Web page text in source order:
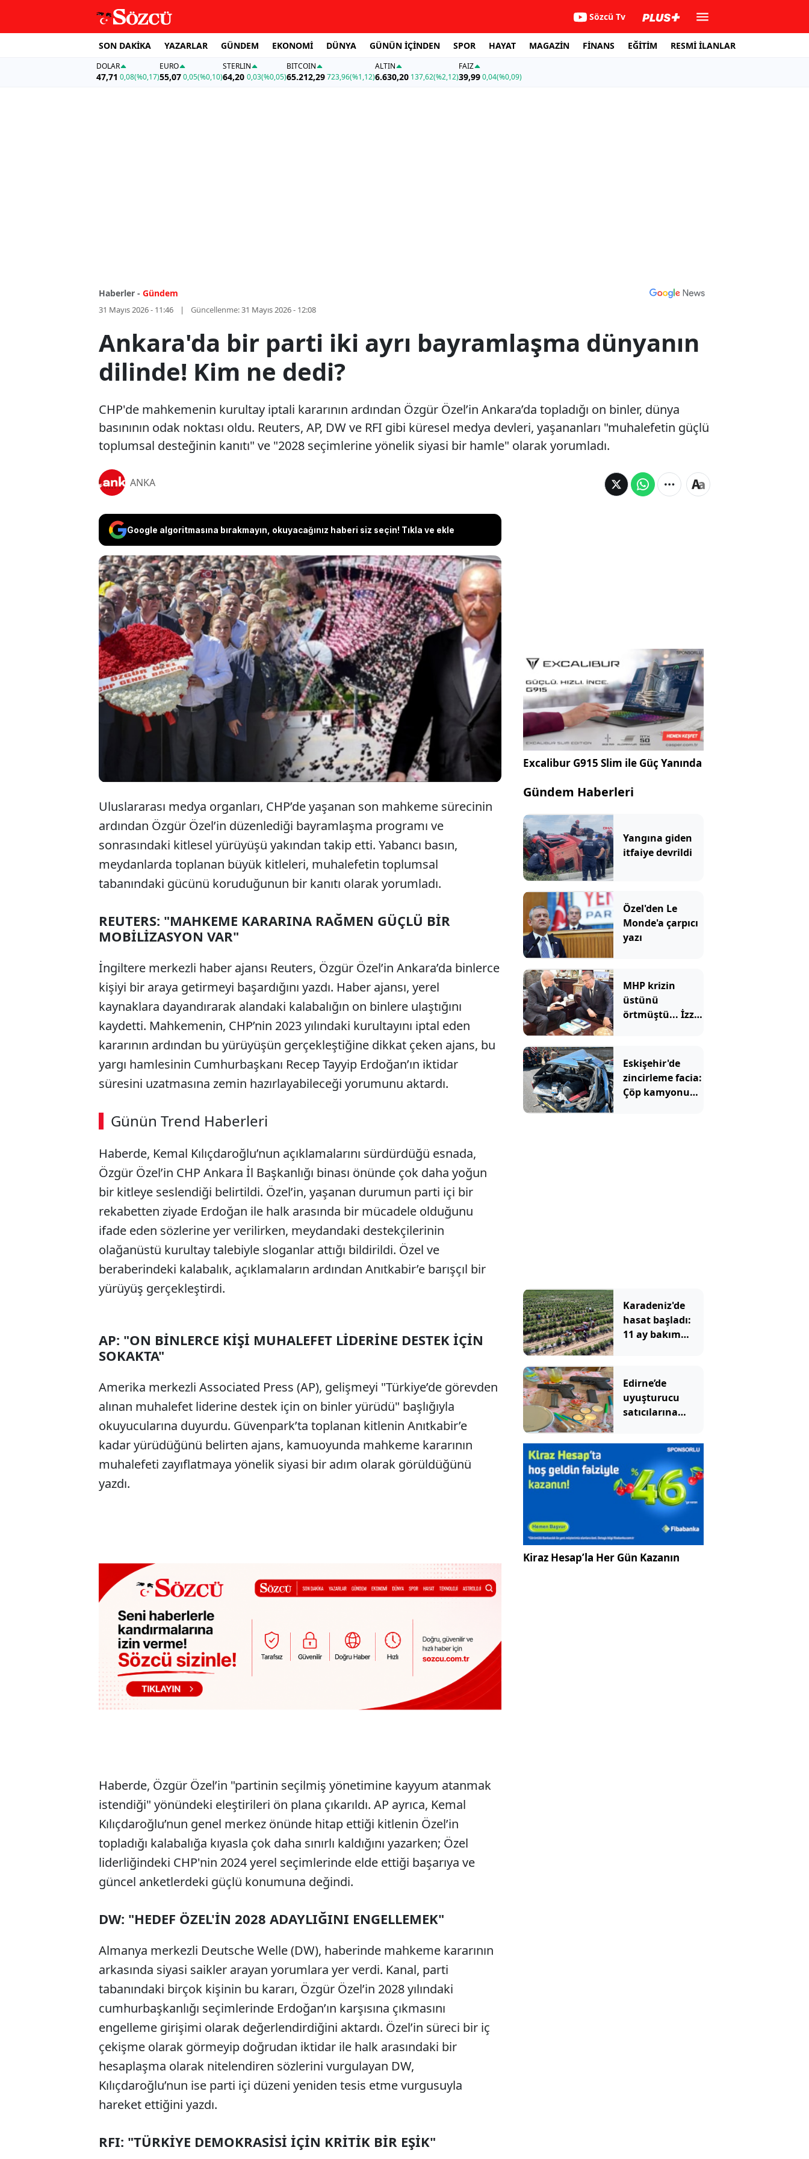
Sözcü Tv
SON DAKİKA YAZARLAR GÜNDEM EKONOMİ DÜNYA GÜNÜN İÇİNDEN SPOR HAYAT MAGAZİN FİNANS EĞİTİM RESMİ İLANLAR
DOLAR
47,71 0,08(%0,17)
EURO
55,07 0,05(%0,10)
STERLIN
64,20 0,03(%0,05)
BITCOIN
65.212,29723,96(%1,12)
ALTIN
6.630,20 137,62(%2,12)
FAİZ
39,990,04(%0,09)
Haberler - Gündem
31 Mayıs 2026 - 11:46 Güncellenme:31 Mayıs 2026 - 12:08
Ankara'da bir parti iki ayrı bayramlaşma dünyanın
dilinde! Kim ne dedi?
CHP'de mahkemenin kurultay iptali kararının ardından Özgür Özel’in Ankara’da topladığı on binler, dünya
basınının odak noktası oldu. Reuters, AP, DW ve RFI gibi küresel medya devleri, yaşananları "muhalefetin güçlü
toplumsal desteğinin kanıtı" ve "2028 seçimlerine yönelik siyasi bir hamle" olarak yorumladı.
ANKA
Google algoritmasına bırakmayın, okuyacağınız haberi siz seçin! Tıkla ve ekle
CHP'de mahkemenin kurultay iptali kararının ardından Özgür Özel’in
Ankara’da topladığı on binler, dünya basınının odak noktası oldu.
Reuters, AP, DW ve RFI gibi küresel medya devleri, yaşananları
"muhalefetin güçlü toplumsal desteğinin kanıtı" ve "2028
seçimlerine yönelik siyasi bir hamle" olarak yorumladı.
Uluslararası medya organları, CHP’de yaşanan son mahkeme sürecinin
ardından Özgür Özel’in düzenlediği bayramlaşma programı ve
sonrasındaki kitlesel yürüyüşü yakından takip etti. Yabancı basın,
meydanlarda toplanan büyük kitleleri, muhalefetin toplumsal
tabanındaki gücünü koruduğunun bir kanıtı olarak yorumladı.
REUTERS: "MAHKEME KARARINA RAĞMEN GÜÇLÜ BİR
MOBİLİZASYON VAR"
İngiltere merkezli haber ajansı Reuters, Özgür Özel’in Ankara’da binlerce
kişiyi bir araya getirmeyi başardığını yazdı. Haber ajansı, yerel
kaynaklara dayandırarak alandaki kalabalığın on binlere ulaştığını
kaydetti. Mahkemenin, CHP’nin 2023 yılındaki kurultayını iptal eden
kararının ardından bu yürüyüşün gerçekleştiğine dikkat çeken ajans, bu
yargı hamlesinin Cumhurbaşkanı Recep Tayyip Erdoğan’ın iktidar
süresini uzatmasına zemin hazırlayabileceği yorumunu aktardı.
Günün Trend Haberleri
00:02 / 02:14
Sesi Aç
Haberde, Kemal Kılıçdaroğlu’nun açıklamalarını sürdürdüğü esnada,
Özgür Özel’in CHP Ankara İl Başkanlığı binası önünde çok daha yoğun
bir kitleye seslendiği belirtildi. Özel’in, yaşanan durumun parti içi bir
rekabetten ziyade Erdoğan ile halk arasında bir mücadele olduğunu
ifade eden sözlerine yer verilirken, meydandaki destekçilerinin
olağanüstü kurultay talebiyle sloganlar attığı bildirildi. Özel ve
beraberindeki kalabalık, açıklamaların ardından Anıtkabir’e barışçıl bir
yürüyüş gerçekleştirdi.
AP: "ON BİNLERCE KİŞİ MUHALEFET LİDERİNE DESTEK İÇİN
SOKAKTA"
Amerika merkezli Associated Press (AP), gelişmeyi "Türkiye’de görevden
alınan muhalefet liderine destek için on binler yürüdü" başlığıyla
okuyucularına duyurdu. Güvenpark’ta toplanan kitlenin Anıtkabir’e
kadar yürüdüğünü belirten ajans, kamuoyunda mahkeme kararının
muhalefeti zayıflatmaya yönelik siyasi bir adım olarak görüldüğünü
yazdı.
Haberde, Özgür Özel’in "partinin seçilmiş yönetimine kayyum atanmak
istendiği" yönündeki eleştirileri ön plana çıkarıldı. AP ayrıca, Kemal
Kılıçdaroğlu’nun genel merkez önünde hitap ettiği kitlenin Özel’in
topladığı kalabalığa kıyasla çok daha sınırlı kaldığını yazarken; Özel
liderliğindeki CHP'nin 2024 yerel seçimlerinde elde ettiği başarıya ve
güncel anketlerdeki güçlü konumuna değindi.
DW: "HEDEF ÖZEL'İN 2028 ADAYLIĞINI ENGELLEMEK"
Almanya merkezli Deutsche Welle (DW), haberinde mahkeme kararının
arkasında siyasi saikler arayan yorumlara yer verdi. Kanal, parti
tabanındaki birçok kişinin bu kararı, Özgür Özel’in 2028 yılındaki
cumhurbaşkanlığı seçimlerinde Erdoğan’ın karşısına çıkmasını
engelleme girişimi olarak değerlendirdiğini aktardı. Özel’in süreci bir iç
çekişme olarak görmeyip doğrudan iktidar ile halk arasındaki bir
hesaplaşma olarak nitelendiren sözlerini vurgulayan DW,
Kılıçdaroğlu’nun ise parti içi düzeni yeniden tesis etme vurgusuyla
hareket ettiğini yazdı.
RFI: "TÜRKİYE DEMOKRASİSİ İÇİN KRİTİK BİR EŞİK"
Excalibur G915 Slim ile Güç Yanında
Gündem Haberleri
Yangına giden
itfaiye devrildi
Özel'den Le
Monde'a çarpıcı
yazı
MHP krizin
üstünü
örtmüştü... İzzet
'mesaj' geldi
Eskişehir'de
zincirleme facia:
Çöp kamyonu
Karadeniz'de
hasat başladı:
11 ay bakım
Edirne’de
uyuşturucu
satıcılarına
tutuklama
Kiraz Hesap’la Her Gün Kazanın